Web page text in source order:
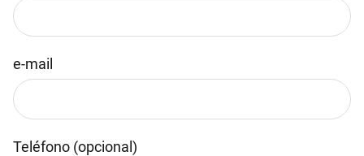
e-mail
Teléfono (opcional)